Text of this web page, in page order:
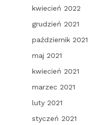
kwiecień 2022
grudzień 2021
październik 2021
maj 2021
kwiecień 2021
marzec 2021
luty 2021
styczeń 2021